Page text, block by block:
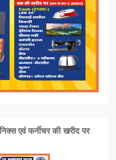
एवं फर्नीचर की खरीद पर